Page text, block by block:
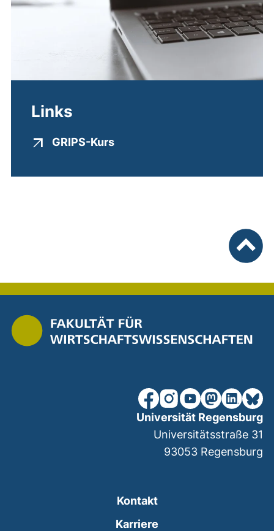
Links
GRIPS-Kurs(externer Link, öffnet neues
nach
unsere Facebook-Seite
unsere Instagram-
unsere YouTube-
unsereunsere
Kontakt
Karriere
Universität Regensburg
Universitätsstraße 31
93053 Regensburg